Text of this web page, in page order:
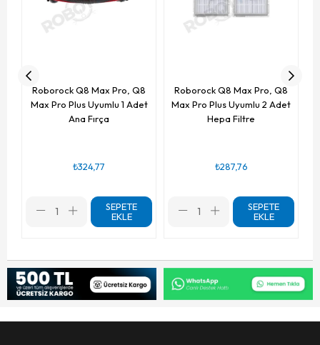
Roborock Q8 Max Pro, Q8
Max Pro Plus Uyumlu 1 Adet
Ana Fırça
₺324,77
SEPETE
EKLE
Roborock Q8 Max Pro, Q8
Max Pro Plus Uyumlu 2 Adet
Hepa Filtre
₺287,76
SEPETE
EKLE